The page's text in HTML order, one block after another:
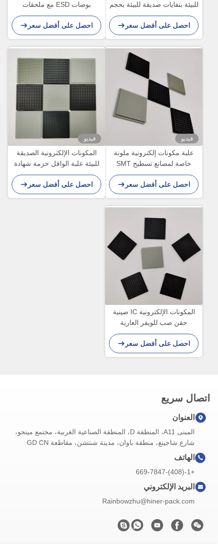
للبيئة بنفايات صديقة للبيئة بحجم
مخصص لمستشعر IC
احصل على أفضل سعر
بوصات ESD مع ملحقات
مطابقة
احصل على أفضل سعر
فيديو
علبة مكونات إلكترونية ملونة
خاصة لمصانع تسطيح SMT
احصل على أفضل سعر
فيديو
المكونات الإلكترونية الصديقة
للبيئة علبة الوافل حزمة شهادة
ISO
احصل على أفضل سعر
المكونات الإلكترونية IC صينية
حقن صب للويفر العارية
احصل على أفضل سعر
اتصال سريع
العنوان
المبنى A11، المنطقة D، المنطقة الصناعية الغربية، مجتمع مينجو،
شارع شاجينغ، منطقة باوان، مدينة شنتشن، مقاطعة GD CN
الهاتف
+1-(408)-669-7847
البريد الإلكتروني
Rainbowzhu@hiner-pack.com